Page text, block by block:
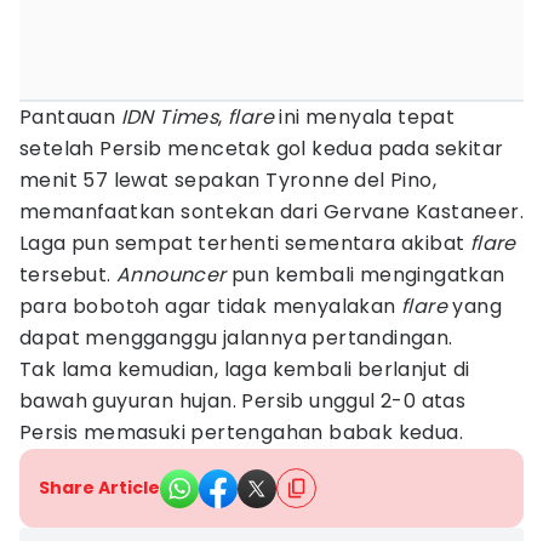
Pantauan IDN Times, flareini menyala tepat
setelah Persib mencetak gol kedua pada sekitar
menit 57 lewat sepakan Tyronne del Pino,
memanfaatkan sontekan dari Gervane Kastaneer.
Laga pun sempat terhenti sementara akibat flare
tersebut. Announcerpun kembali mengingatkan
para bobotoh agar tidak menyalakan flareyang
dapat mengganggu jalannya pertandingan.
Tak lama kemudian, laga kembali berlanjut di
bawah guyuran hujan. Persib unggul 2-0 atas
Persis memasuki pertengahan babak kedua.
Share Article